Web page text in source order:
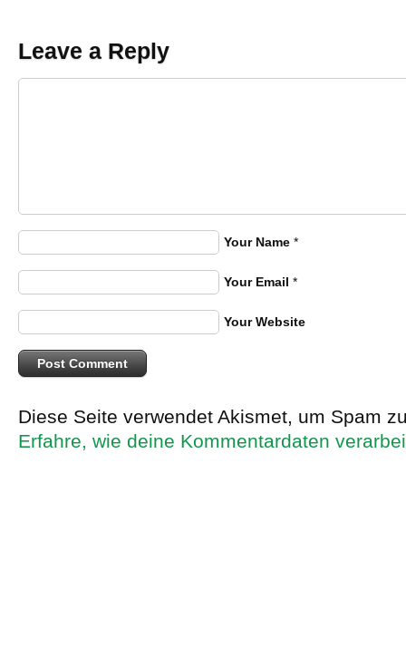
Leave a Reply
Your Name *
Your Email *
Your Website
Diese Seite verwendet Akismet, um Spam
Erfahre, wie deine Kommentardaten